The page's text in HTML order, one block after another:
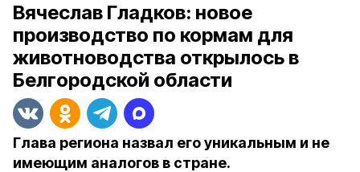
Вячеслав Гладков: новое
производство по кормам для
животноводства открылось в
Белгородской области
Глава региона назвал его уникальным и не
имеющим аналогов в стране.